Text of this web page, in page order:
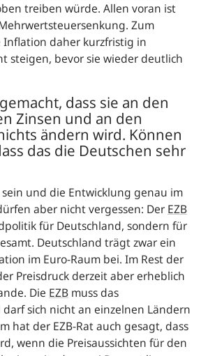
treiben würde. Allen voran ist
Zum
Inflation daher kurzfristig in
steigen, bevor sie wieder deutlich
dass sie an den
Zinsen und an den
ändern wird. Können
das die Deutschen sehr
und die Entwicklung genau im
aber nicht vergessen: Der EZB
für Deutschland, sondern für
Deutschland trägt zwar ein
im Euro-Raum bei. Im Rest der
Preisdruck derzeit aber erheblich
Die EZB muss das
sich nicht an einzelnen Ländern
hat der EZB-Rat auch gesagt, dass
wenn die Preisaussichten für den